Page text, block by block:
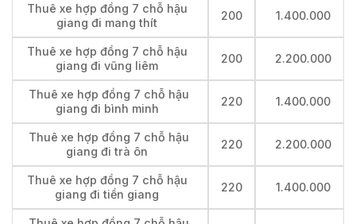
Thuê xe hợp đồng 7 chỗ hậu
giang đi mang thít
200 1.400.000
Thuê xe hợp đồng 7 chỗ hậu
giang đi vũng liêm
200 2.200.000
Thuê xe hợp đồng 7 chỗ hậu
giang đi bình minh
220 1.400.000
Thuê xe hợp đồng 7 chỗ hậu
giang đi trà ôn
220 2.200.000
Thuê xe hợp đồng 7 chỗ hậu
giang đi tiền giang
220 1.400.000